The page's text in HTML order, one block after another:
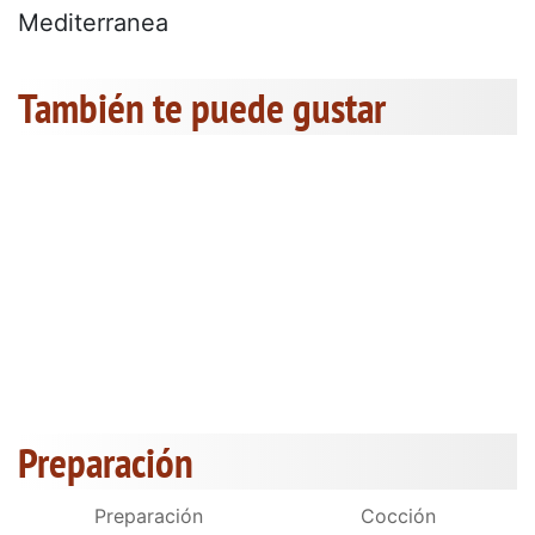
Mediterranea
También te puede gustar
Preparación
Preparación Cocción